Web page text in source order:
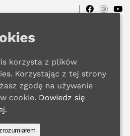
korzysta z plików
Korzystając z tej strony
zgodę na używanie
cookie. Dowiedz się